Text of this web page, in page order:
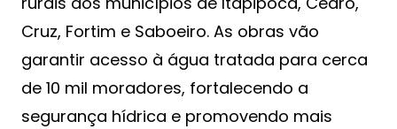
Cruz, Fortim e Saboeiro. As obras vão
garantir acesso à água tratada para cerca
de 10 mil moradores, fortalecendo a
segurança hídrica e promovendo mais